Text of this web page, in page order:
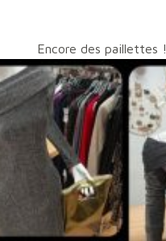
Encore des paillettes !